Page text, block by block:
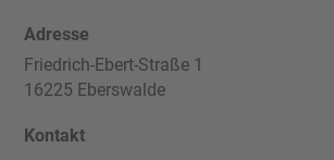
Datenschutz
Adresse
Friedrich-Ebert-Straße 1
16225 Eberswalde
Kontakt